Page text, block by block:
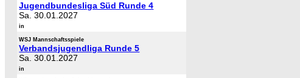
Jugendbundesliga Süd Runde 4
Sa. 30.01.2027
in
WSJ Mannschaftsspiele
Verbandsjugendliga Runde 5
Sa. 30.01.2027
in